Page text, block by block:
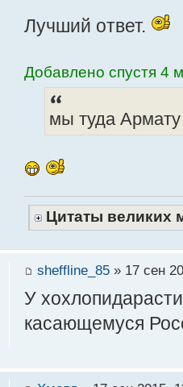
Лучший ответ.
Добавлено спустя 4
мы туда
Цитаты великих
sheffline_85» 17 сен
У
касающемуся